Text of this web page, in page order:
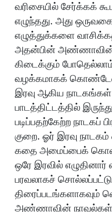
வரிசையில் சேர்க்கக்
எழுந்தது. அது
எழுத்துக்களை
அதன்பின் அண்ணாவின்
கிடைக்கும்
வழக்கமாகக்
இரவு ஆகிய
பாடத்திட்டத்தில்
படிப்பதற்கேற்ற நாடகப்
குறை. ஓர் இரவு
கதை அமைப்பைக்
ஒரே இரவில்
பரவலாகச்
திரைப்படங்களாகவும்
அண்ணாவின் நாவல்கள்